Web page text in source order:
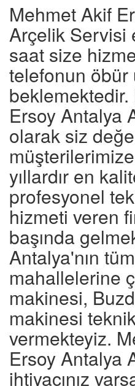
Mehmet Akif
Arçelik Servisi
saat size
telefonun öbür
Ersoy Antalya
olarak siz
yıllardır en
profesyonel
hizmeti veren
başında
Antalya'nın
mahallelerine
makinesi,
makinesi
vermekteyiz.
Ersoy Antalya
ihtiyacınız